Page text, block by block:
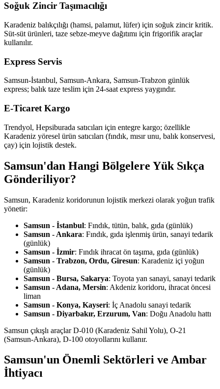
Soğuk Zincir Taşımacılığı
Karadeniz balıkçılığı (hamsi, palamut, lüfer) için soğuk zincir kritik.
Süt-süt ürünleri, taze sebze-meyve dağıtımı için frigorifik araçlar
kullanılır.
Express Servis
Samsun-İstanbul, Samsun-Ankara, Samsun-Trabzon günlük
express; balık taze teslim için 24-saat express yaygındır.
E-Ticaret Kargo
Trendyol, Hepsiburada satıcıları için entegre kargo; özellikle
Karadeniz yöresel ürün satıcıları (fındık, mısır unu, balık konservesi,
çay) için lojistik destek.
Samsun'dan Hangi Bölgelere Yük Sıkça
Gönderiliyor?
Samsun, Karadeniz koridorunun lojistik merkezi olarak yoğun trafik
yönetir:
Samsun - İstanbul: Fındık, tütün, balık, gıda (günlük)
Samsun - Ankara: Fındık, gıda işlenmiş ürün, sanayi tedarik
(günlük)
Samsun - İzmir: Fındık ihracat ön taşıma, gıda (günlük)
Samsun - Trabzon, Ordu, Giresun: Karadeniz içi yoğun
(günlük)
Samsun - Bursa, Sakarya: Toyota yan sanayi, sanayi tedarik
Samsun - Adana, Mersin: Akdeniz koridoru, ihracat öncesi
liman
Samsun - Konya, Kayseri: İç Anadolu sanayi tedarik
Samsun - Diyarbakır, Erzurum, Van: Doğu Anadolu hattı
Samsun çıkışlı araçlar D-010 (Karadeniz Sahil Yolu), O-21
(Samsun-Ankara), D-100 otoyollarını kullanır.
Samsun'un Önemli Sektörleri ve Ambar
İhtiyacı